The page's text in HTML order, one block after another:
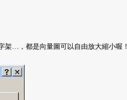
架…，都是向量圖可以自由放大縮小喔！